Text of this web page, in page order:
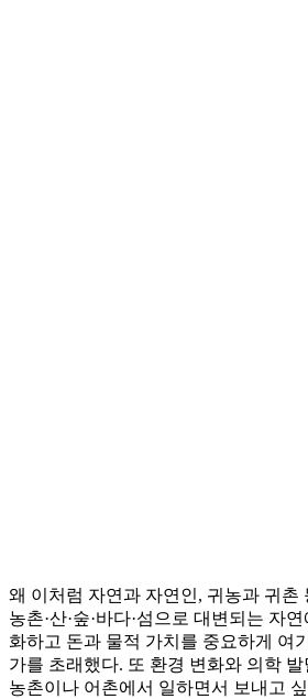
왜 이처럼 자연과 자연인, 귀농과 귀
농촌·산·숲·바다·섬으로 대변되는
화하고 돈과 물적 가치를 중요하게 여
가를 초래했다. 또 환경 변화와 의학
농촌이나 어촌에서 일하면서 보내고